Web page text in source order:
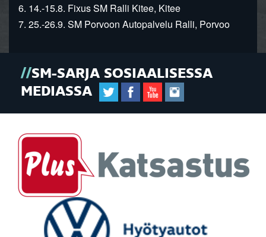
6. 14.-15.8. Fixus SM Ralli Kitee, Kitee
7. 25.-26.9. SM Porvoon Autopalvelu Ralli, Porvoo
SM-SARJA SOSIAALISESSA
MEDIASSA